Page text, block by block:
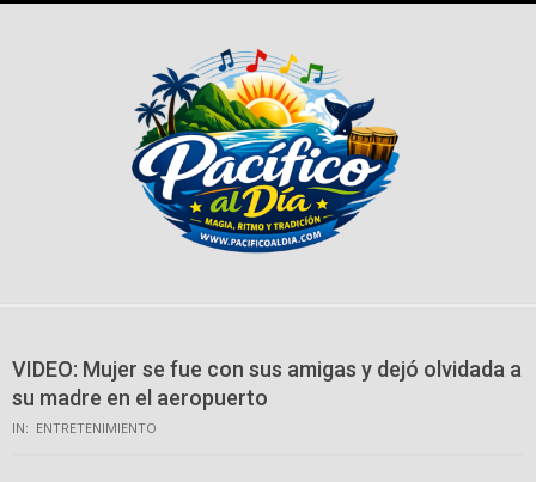
VIDEO: Mujer se fue con sus amigas y dejó olvidada a
su madre en el aeropuerto
IN: ENTRETENIMIENTO